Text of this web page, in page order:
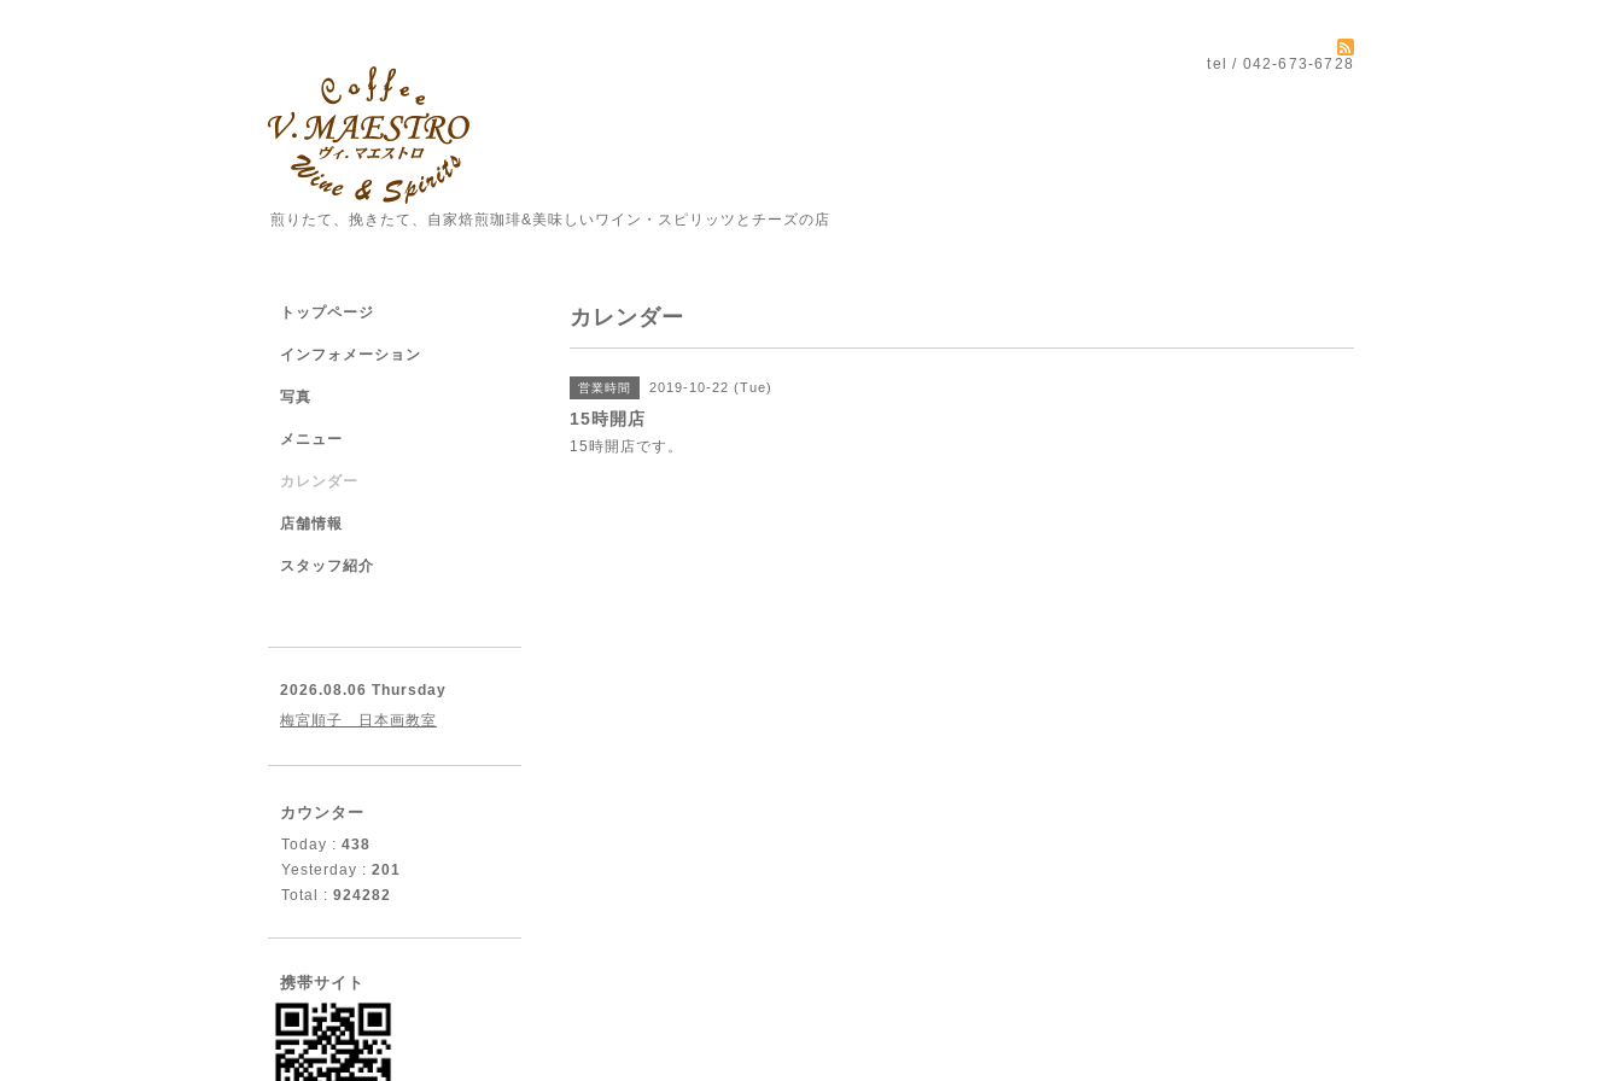
tel / 042-673-6728
煎りたて、挽きたて、自家焙煎珈琲&美味しいワイン・スピリッツとチーズの店
カレンダー
営業時間 2019-10-22 (Tue)
15時開店
15時開店です。
トップページ
インフォメーション
写真
メニュー
カレンダー
店舗情報
スタッフ紹介
2026.08.06 Thursday
梅宮順子 日本画教室
カウンター
Today : 438
Yesterday : 201
Total : 924282
携帯サイト